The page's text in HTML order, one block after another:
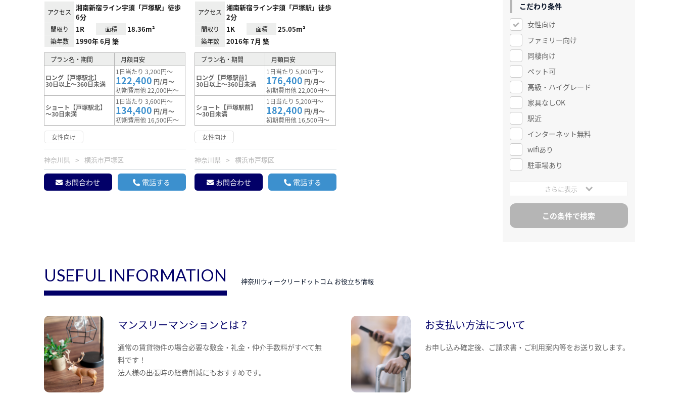
アクセス
湘南新宿ライン宇須「戸塚駅」徒歩
6分
間取り 1R 面積 18.36m²
築年数 1990年 6月 築
プラン名・期間 月額目安
ロング【戸塚駅北】
30日以上～360日未満
1日当たり 3,200円～
122,400 円/月～
初期費用他 22,000円～
ショート【戸塚駅北】
～30日未満
1日当たり 3,600円～
134,400 円/月～
初期費用他 16,500円～
女性向け
神奈川県 横浜市戸塚区
お問合わせ 電話する
アクセス
湘南新宿ライン宇須「戸塚駅」徒歩
2分
間取り 1K 面積 25.05m²
築年数 2016年 7月 築
プラン名・期間 月額目安
ロング【戸塚駅前】
30日以上～360日未満
1日当たり 5,000円～
176,400 円/月～
初期費用他 22,000円～
ショート【戸塚駅前】
～30日未満
1日当たり 5,200円～
182,400 円/月～
初期費用他 16,500円～
女性向け
神奈川県 横浜市戸塚区
お問合わせ 電話する
こだわり条件
女性向け
ファミリー向け
同棲向け
ペット可
高級・ハイグレード
家具なしOK
駅近
インターネット無料
wifiあり
駐車場あり
さらに表示
USEFUL INFORMATION 神奈川ウィークリードットコム お役立ち情報
マンスリーマンションとは？
通常の賃貸物件の場合必要な敷金・礼金・仲介手数料がすべて無
料です！
法人様の出張時の経費削減にもおすすめです。
お支払い方法について
お申し込み確定後、ご請求書・ご利用案内等をお送り致します。